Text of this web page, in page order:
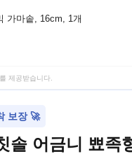
가마솥, 16cm, 1개
제공받습니다.
보장 🚀
솔 어금니 뾰족